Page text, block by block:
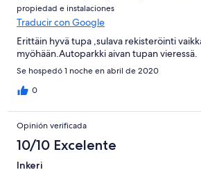
propiedad e instalaciones
Traducir con Google
Erittäin hyvä tupa ,sulava rekisteröinti
myöhään.Autoparkki aivan tupan vieressä.
Se hospedó 1 noche en abril de 2020
0
Opinión verificada
10/10 Excelente
Inkeri